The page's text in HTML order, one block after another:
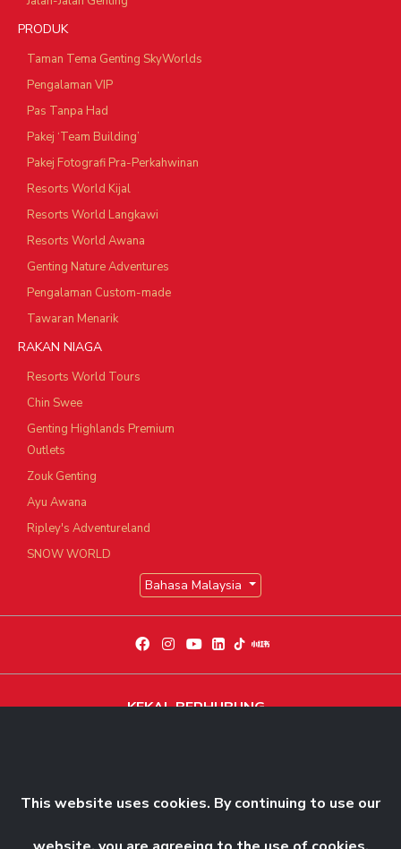
PRODUK
Taman Tema Genting SkyWorlds
Pengalaman VIP
Pas Tanpa Had
Pakej ‘Team Building’
Pakej Fotografi Pra-Perkahwinan
Resorts World Kijal
Resorts World Langkawi
Resorts World Awana
Genting Nature Adventures
Pengalaman Custom-made
Tawaran Menarik
RAKAN NIAGA
Resorts World Tours
Chin Swee
Genting Highlands Premium
Outlets
Zouk Genting
Ayu Awana
Ripley's Adventureland
SNOW WORLD
Bahasa Malaysia
KEKAL BERHUBUNG
This website uses cookies. By continuing to use our